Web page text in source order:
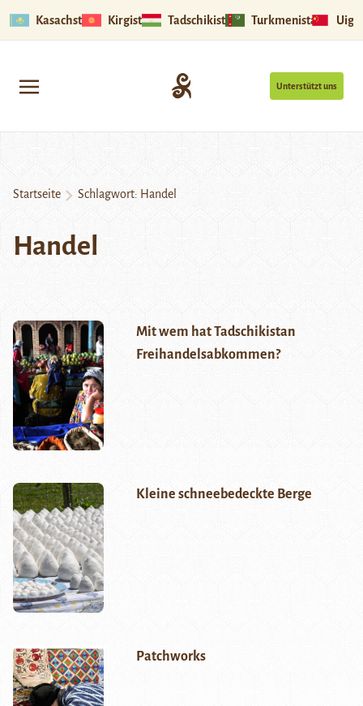
Kasachstan Kirgistan Tadschikistan Turkmenistan
Unterstützt uns
Startseite Schlagwort: Handel
Handel
Mit wem hat Tadschikistan
Freihandelsabkommen?
Kleine schneebedeckte Berge
Patchworks